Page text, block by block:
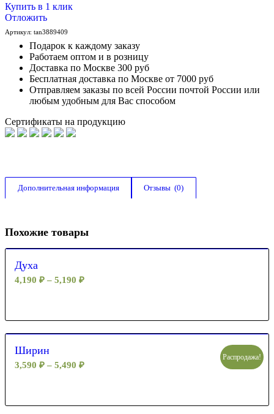
Купить в 1 клик
Отложить
Артикул: tan3889409
Подарок к каждому заказу
Работаем оптом и в розницу
Доставка по Москве 300 руб
Бесплатная доставка по Москве от 7000 руб
Отправляем заказы по всей России почтой России или
любым удобным для Вас способом
Сертификаты на продукцию
Дополнительная информация Отзывы  (0)
Похожие товары
Духа
4,190 ₽ – 5,190 ₽
Ширин
3,590 ₽ – 5,490 ₽
Распродажа!